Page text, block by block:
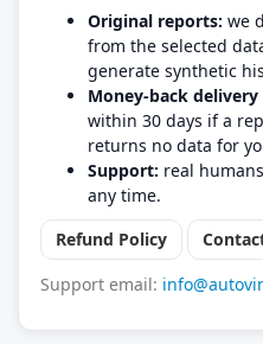
Original reports: we
from the selected
generate synthetic
Money-back
within 30 days if a
returns no data for
Support: real
any time.
Refund Policy
Support email: